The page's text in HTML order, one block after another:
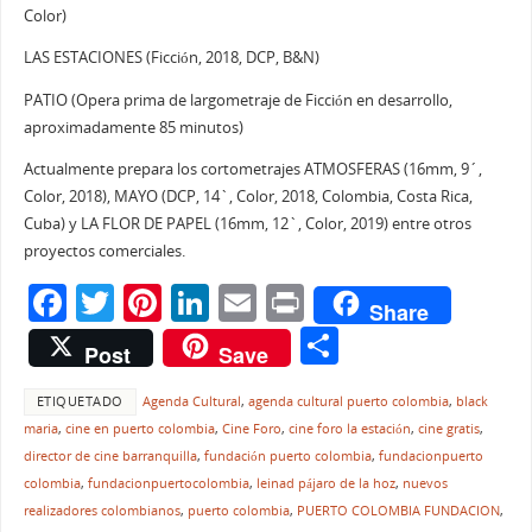
Color)
LAS ESTACIONES (Ficción, 2018, DCP, B&N)
PATIO (Opera prima de largometraje de Ficción en desarrollo,
aproximadamente 85 minutos)
Actualmente prepara los cortometrajes ATMOSFERAS (16mm, 9´,
Color, 2018), MAYO (DCP, 14`, Color, 2018, Colombia, Costa Rica,
Cuba) y LA FLOR DE PAPEL (16mm, 12`, Color, 2019) entre otros
proyectos comerciales.
F
a
c
e
b
o
T
w
itt
er
Pi
nt
er
e
st
Li
n
k
e
dI
n
E
m
ai
l
Pr
in
t
Share
Post
Save C
o
m
p
ar
ETIQUETADO Agenda Cultural, agenda cultural puerto colombia, black
maria, cine en puerto colombia, Cine Foro, cine foro la estación, cine gratis,
director de cine barranquilla, fundación puerto colombia, fundacionpuerto
colombia, fundacionpuertocolombia, leinad pájaro de la hoz, nuevos
realizadores colombianos, puerto colombia, PUERTO COLOMBIA FUNDACION,